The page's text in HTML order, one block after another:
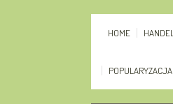
HOME HANDEL
POPULARYZACJA